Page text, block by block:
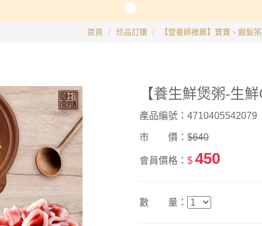
品
精、30日坐月子調養套組
首頁 珍品訂購 【營養師推薦】寶寶、銀髮
【養生鮮煲粥-生
產品編號：4710405542079
市 價： $640
會員價格： $ 450
數 量：